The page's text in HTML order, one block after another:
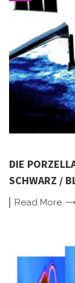
DIE
SCHWARZ /
Read More